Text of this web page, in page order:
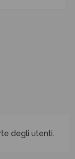
degli utenti.